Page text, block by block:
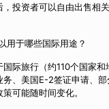
，投资者可以自由出售相
用于哪些国际用途？
国际旅行（约110个国家
、美国E-2签证申请、部
可能随时间变化。